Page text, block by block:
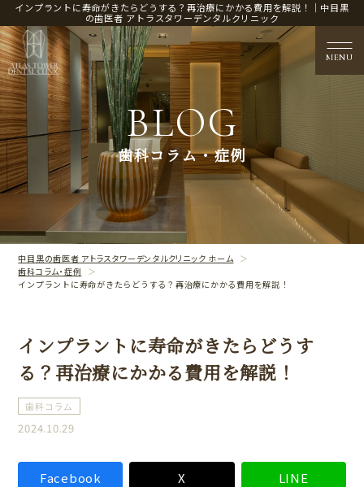
インプラントに寿命がきたらどうする？再治療にかかる費用を解説！｜中目黒
の歯医者 アトラスタワーデンタルクリニック
MENU
医院概要
CLINIC CONTENTS
治療案内
TREATMENT CONTENTS
BLOG
歯科コラム・症例
中目黒の歯医者 アトラスタワーデンタルクリニック ホーム
歯科コラム・症例
インプラントに寿命がきたらどうする？再治療にかかる費用を解説！
インプラントに寿命がきたらどうす
る？再治療にかかる費用を解説！
歯科コラム
2024.10.29
Facebook X LINE